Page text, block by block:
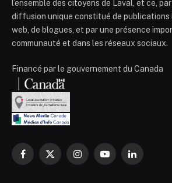
l’ensemble des citoyens de Laval, et ce,
diffusion unique constitué de publications
web, de blogues, et par une présence
communauté et dans les réseaux sociaux.
Financé par le gouvernement du Canada
Facebook
X
InstagramYouTubeLinkedIn